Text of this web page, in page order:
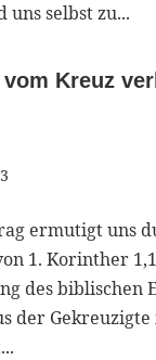
uns selbst zu...
Kreuz
ermutigt uns
1. Korinther
des biblischen
der Gekreuzigte